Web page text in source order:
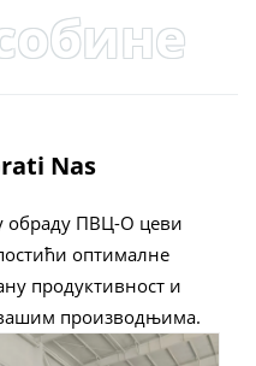
Nas
обраду ПВЦ-О цеви
оптималне
продуктивност и
производњима.